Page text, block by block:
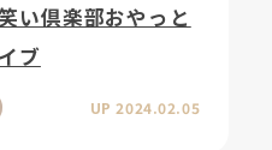
い倶楽部おやっと
ブ
UP 2024.02.05